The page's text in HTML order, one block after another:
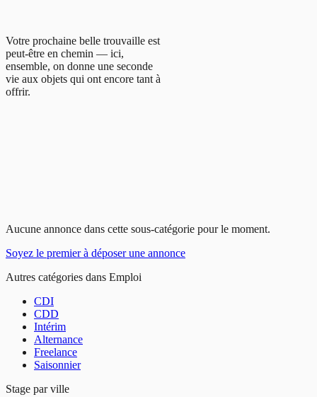
Votre prochaine belle trouvaille est
peut-être en chemin — ici,
ensemble, on donne une seconde
vie aux objets qui ont encore tant à
offrir.
Aucune annonce dans cette sous-catégorie pour le moment.
Soyez le premier à déposer une annonce
Autres catégories dans Emploi
CDI
CDD
Intérim
Alternance
Freelance
Saisonnier
Stage par ville